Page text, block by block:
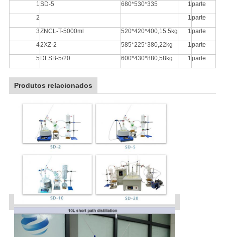
1SD-5 680*530*335 1parte
2
1parte
3ZNCL-T-5000ml 520*420*400,15.5kg 1parte
42XZ-2 585*225*380,22kg 1parte
5 DLSB-5/20 600*430*880,58kg 1parte
Produtos relacionados